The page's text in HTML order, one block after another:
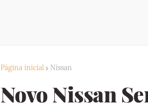
Página inicial Nissan
Novo Nissan